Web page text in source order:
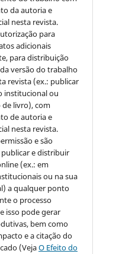
da autoria e
nesta revista.
para
adicionais
para distribuição
versão do trabalho
revista (ex.: publicar
institucional ou
livro), com
de autoria e
nesta revista.
e são
e distribuir
(ex.: em
ou na sua
a qualquer ponto
o processo
isso pode gerar
bem como
e a citação do
(VejaO Efeito do